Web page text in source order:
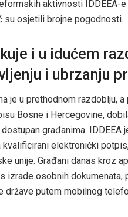
aktivnosti IDDEEA-
su osjetili brojne pogodnosti.
i u idućem
i ubrzanju
je u prethodnom razdoblju,
Bosne i Hercegovine,
građanima.
elektronički
unije. Građani danas kroz
izrade osobnih
države putem mobilnog